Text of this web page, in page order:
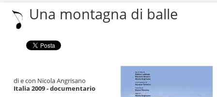
Salta
navigazione
Una montagna di balle
di e con Nicola Angrisano
Italia 2009 - documentario